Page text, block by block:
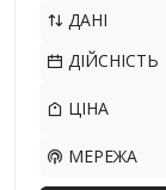
ДАНІ
ДІЙСНІСТЬ
ЦІНА
МЕРЕЖА